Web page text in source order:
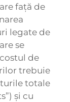
față de
legate de
se
de
trebuie
totale
și cu